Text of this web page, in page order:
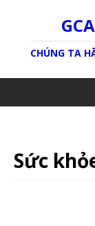
CHÚNG TA
Sức